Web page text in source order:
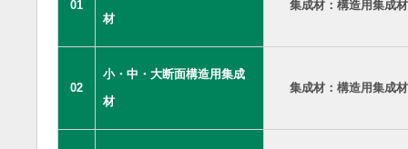
01
材
集成材：構造用集成材
02
小・中・大断面構造用集成
材
集成材：構造用集成材